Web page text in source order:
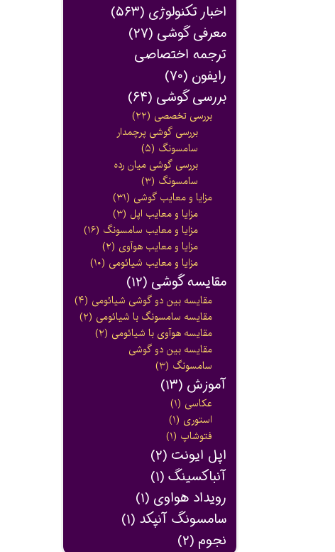
اخبار تکنولوژی (۵۶۳)
معرفی گوشی (۲۷)
ترجمه اختصاصی
رایفون (۷۰)
بررسی گوشی (۶۴)
بررسی تخصصی (۲۲)
بررسی گوشی پرچمدار
سامسونگ (۵)
بررسی گوشی میان رده
سامسونگ (۳)
مزایا و معایب گوشی (۳۱)
مزایا و معایب اپل (۳)
مزایا و معایب سامسونگ (۱۶)
مزایا و معایب هوآوی (۲)
مزایا و معایب شیائومی (۱۰)
مقایسه گوشی (۱۲)
مقایسه بین دو گوشی شیائومی (۴)
مقایسه سامسونگ با شیائومی (۲)
مقایسه هوآوی با شیائومی (۲)
مقایسه بین دو گوشی
سامسونگ (۳)
آموزش (۱۳)
عکاسی (۱)
استوری (۱)
فتوشاپ (۱)
اپل ایونت (۲)
آنباکسینگ (۱)
رویداد هواوی (۱)
سامسونگ آنپکد (۱)
نجوم (۲)